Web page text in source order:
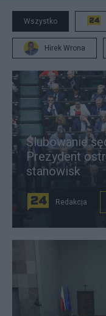
Wszystko
Hirek Wrona
Ślubowanie
Prezydent
stanowisk
Redakcja